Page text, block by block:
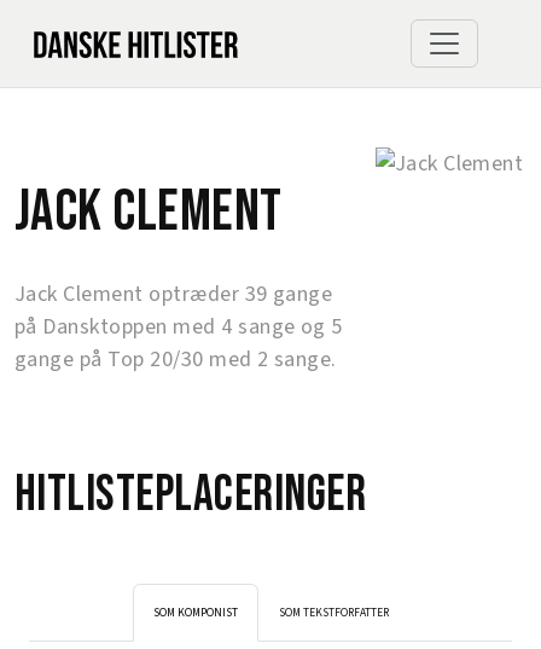
Jack Clement
Jack Clement optræder 39 gange
på Dansktoppen med 4 sange og 5
gange på Top 20/30 med 2 sange.
Hitlisteplaceringer
SOM KOMPONIST SOM TEKSTFORFATTER